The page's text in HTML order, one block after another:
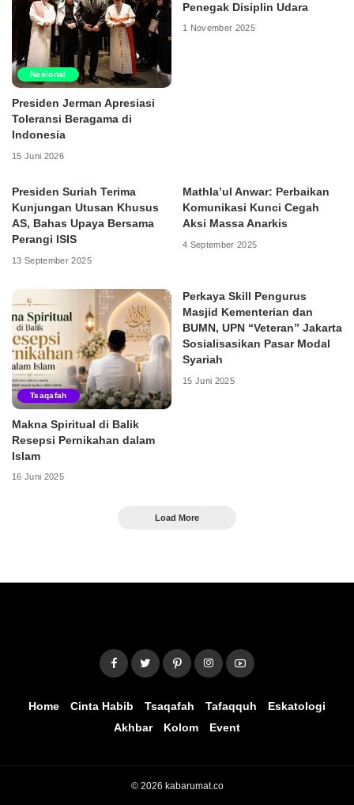
Nasional
Presiden Jerman Apresiasi
Toleransi Beragama di
Indonesia
15 Juni 2026
Penegak Disiplin Udara
1 November 2025
Presiden Suriah Terima
Kunjungan Utusan Khusus
AS, Bahas Upaya Bersama
Perangi ISIS
13 September 2025
Mathla’ul Anwar: Perbaikan
Komunikasi Kunci Cegah
Aksi Massa Anarkis
4 September 2025
Tsaqafah
Makna Spiritual di Balik
Resepsi Pernikahan dalam
Islam
16 Juni 2025
Perkaya Skill Pengurus
Masjid Kementerian dan
BUMN, UPN “Veteran” Jakarta
Sosialisasikan Pasar Modal
Syariah
15 Juni 2025
Load More
Home Cinta Habib Tsaqafah Tafaqquh
Eskatologi
Akhbar
Kolom Event
© 2026 kabarumat.co